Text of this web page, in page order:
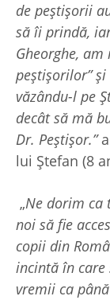
de peștișorii
să îi prindă,
Gheorghe,
peștișorilor”
văzându-l pe
decât să mă
Dr. Peștișor.”
lui Ștefan (8
„Ne dorim ca
noi să fie
copii din
incintă în
vremii ca